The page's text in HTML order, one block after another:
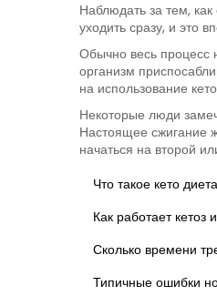
Наблюдать за тем,
уходить сразу, и это
Обычно весь процесс
организм
на использование
Некоторые люди
Настоящее сжигание
начаться на второй
Что такое кето
Как работает кетоз
Сколько времени
Типичные ошибки